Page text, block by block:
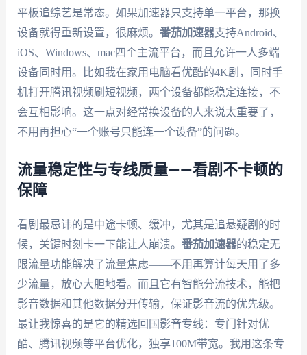
平板追综艺是常态。如果加速器只支持单一平台，那换
设备就得重新设置，很麻烦。 番茄加速器支持Android、
iOS、Windows、mac四个主流平台，而且允许一人多端
设备同时用。比如我在家用电脑看优酷的4K剧，同时手
机打开腾讯视频刷短视频，两个设备都能稳定连接，不
会互相影响。这一点对经常换设备的人来说太重要了，
不用再担心“一个账号只能连一个设备”的问题。
流量稳定性与专线质量——看剧不卡顿的
保障
看剧最忌讳的是中途卡顿、缓冲，尤其是追悬疑剧的时
候，关键时刻卡一下能让人崩溃。 番茄加速器的稳定无
限流量功能解决了流量焦虑——不用再算计每天用了多
少流量，放心大胆地看。而且它有智能分流技术，能把
影音数据和其他数据分开传输，保证影音流的优先级。
最让我惊喜的是它的精选回国影音专线：专门针对优
酷、腾讯视频等平台优化，独享100M带宽。我用这条专